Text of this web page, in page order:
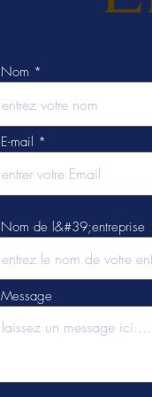
Nom
E-mail
Nom de l&#39;entreprise
Message